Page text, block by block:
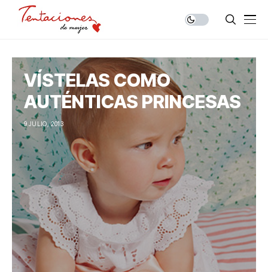
VÍSTELAS COMO
AUTÉNTICAS PRINCESAS
9 JULIO, 2013